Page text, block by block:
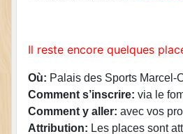
Il reste encore quelques
Où: Palais des Sports Marcel-
Comment s’inscrire: via le
Comment y aller: avec vos
Attribution: Les places sont